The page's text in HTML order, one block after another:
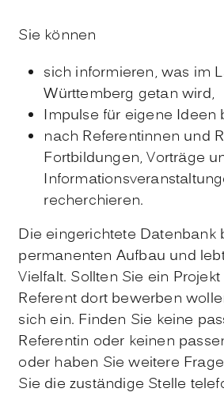
Sie können
sich informieren, was im
Württemberg getan wird,
Impulse für eigene Ideen
nach Referentinnen und
Fortbildungen, Vorträge
recherchieren.
Die eingerichtete Datenbank
permanenten Aufbau und
Vielfalt. Sollten Sie ein
Referent dort bewerben
sich ein. Finden Sie keine
Referentin oder keinen
oder haben Sie weitere
Sie die zuständige Stelle